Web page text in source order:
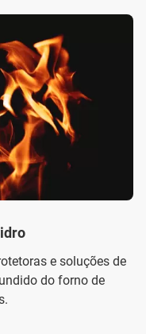
e soluções de
do forno de